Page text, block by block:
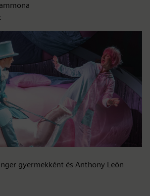
gyermekként és Anthony León